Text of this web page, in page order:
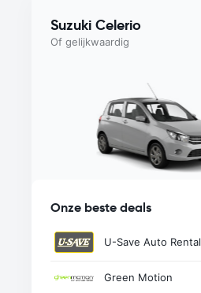
Suzuki Celerio
Of gelijkwaardig
Onze beste deals
U-Save Auto Rental
Green Motion